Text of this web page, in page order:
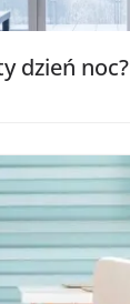
dzień noc?